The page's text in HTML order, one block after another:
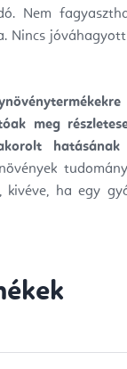
Nem
Nincs
meg
kivéve, ha egy